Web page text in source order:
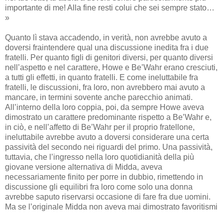
importante di me! Alla fine resti colui che sei sempre stato…
»
Quanto lì stava accadendo, in verità, non avrebbe avuto a
doversi fraintendere qual una discussione inedita fra i due
fratelli. Per quanto figli di genitori diversi, per quanto diversi
nell’aspetto e nel carattere, Howe e Be’Wahr erano cresciuti,
a tutti gli effetti, in quanto fratelli. E come ineluttabile fra
fratelli, le discussioni, fra loro, non avrebbero mai avuto a
mancare, in termini sovente anche parecchio animati.
All’interno della loro coppia, poi, da sempre Howe aveva
dimostrato un carattere predominante rispetto a Be’Wahr e,
in ciò, e nell’affetto di Be’Wahr per il proprio fratellone,
ineluttabile avrebbe avuto a doversi considerare una certa
passività del secondo nei riguardi del primo. Una passività,
tuttavia, che l’ingresso nella loro quotidianità della più
giovane versione alternativa di Midda, aveva
necessariamente finito per porre in dubbio, rimettendo in
discussione gli equilibri fra loro come solo una donna
avrebbe saputo riservarsi occasione di fare fra due uomini.
Ma se l’originale Midda non aveva mai dimostrato favoritismi